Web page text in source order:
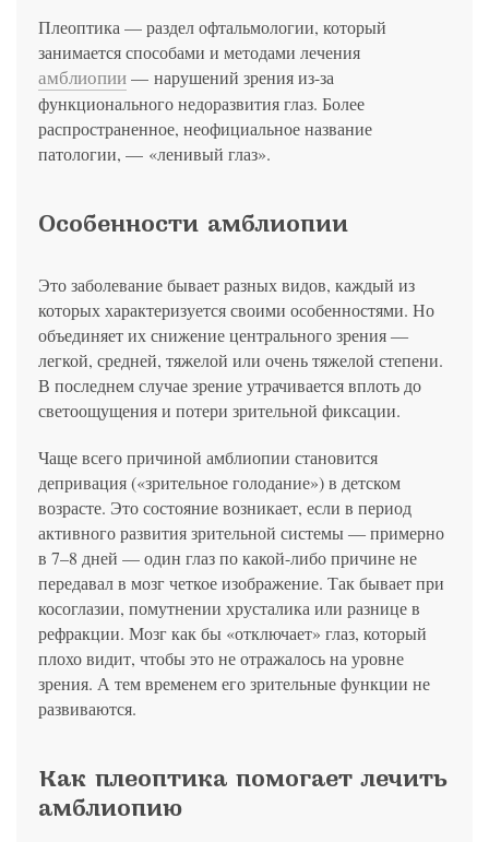
Плеоптика — раздел офтальмологии, который
занимается способами и методами лечения
амблиопии— нарушений зрения из-за
функционального недоразвития глаз. Более
распространенное, неофициальное название
патологии, — «ленивый глаз».
Особенности амблиопии
Это заболевание бывает разных видов, каждый из
которых характеризуется своими особенностями. Но
объединяет их снижение центрального зрения ―
легкой, средней, тяжелой или очень тяжелой степени.
В последнем случае зрение утрачивается вплоть до
светоощущения и потери зрительной фиксации.
Чаще всего причиной амблиопии становится
депривация («зрительное голодание») в детском
возрасте. Это состояние возникает, если в период
активного развития зрительной системы ― примерно
в 7–8 дней –– один глаз по какой-либо причине не
передавал в мозг четкое изображение. Так бывает при
косоглазии, помутнении хрусталика или разнице в
рефракции. Мозг как бы «отключает» глаз, который
плохо видит, чтобы это не отражалось на уровне
зрения. А тем временем его зрительные функции не
развиваются.
Как плеоптика помогает лечить
амблиопию
Яндекс Google 2GIS Zoon
Yell ПроДокторов
Я соглашаюсь на получение рассылки в соответствии с ФЗ от
13.03.2006 №38-ФЗ на условиях и для целей, определенных
политикой конфиденциальности
Записаться
Консультация и прием у профессора
Беликовой Е.И.
Елена, персональный менеджер
политикой конфиденциальности
Отправить
13.03.2006 №38-ФЗ на условиях и для целей, определенных
политикой конфиденциальности
Отправить
Нажимая на кнопку «Отправить», вы даете согласие
на обработкуперсональных данных
Я соглашаюсь на получение рассылки в соответствии с ФЗ от
13.03.2006 №38-ФЗ на условиях и для целей, определенных
политикой конфиденциальности